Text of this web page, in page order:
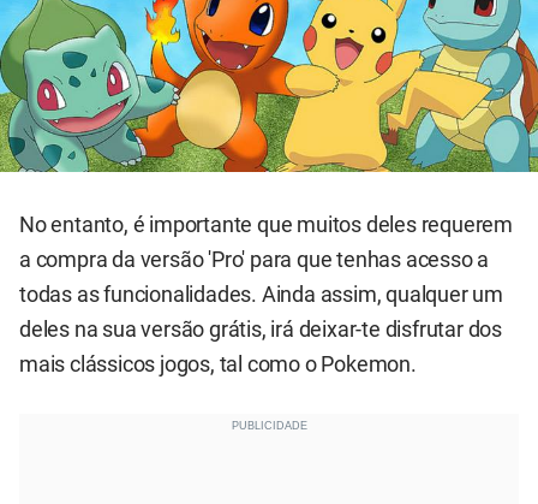
No entanto, é importante que muitos deles requerem
a compra da versão 'Pro' para que tenhas acesso a
todas as funcionalidades. Ainda assim, qualquer um
deles na sua versão grátis, irá deixar-te disfrutar dos
mais clássicos jogos, tal como o Pokemon.